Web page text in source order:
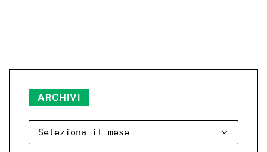
ARCHIVI